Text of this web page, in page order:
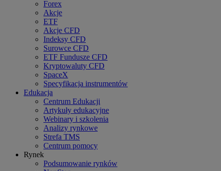
Forex
Akcje
ETF
Akcje CFD
Indeksy CFD
Surowce CFD
ETF Fundusze CFD
Kryptowaluty CFD
SpaceX
Specyfikacja instrumentów
Edukacja
Centrum Edukacji
Artykuły edukacyjne
Webinary i szkolenia
Analizy rynkowe
Strefa TMS
Centrum pomocy
Rynek
Podsumowanie rynków